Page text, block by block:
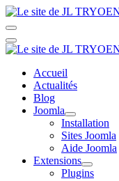
Accueil
Actualités
Blog
Joomla
Installation
Sites Joomla
Aide Joomla
Extensions
Plugins